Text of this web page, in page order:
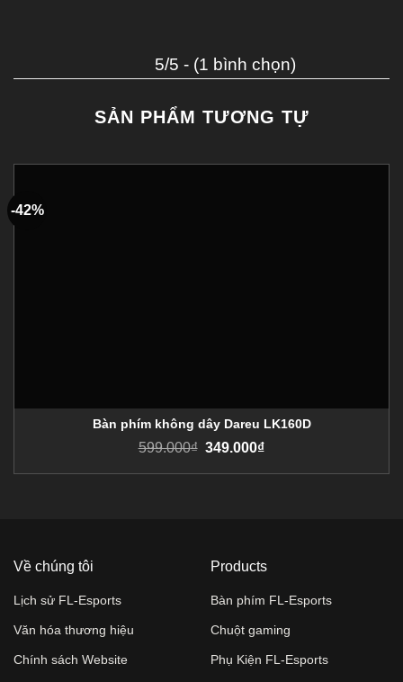
5/5 - (1 bình chọn)
SẢN PHẨM TƯƠNG TỰ
-42%
Bàn phím không dây Dareu LK160D
599.000₫ 349.000₫
Về chúng tôi
Lịch sử FL-Esports
Văn hóa thương hiệu
Chính sách Website
Products
Bàn phím FL-Esports
Chuột gaming
Phụ Kiện FL-Esports